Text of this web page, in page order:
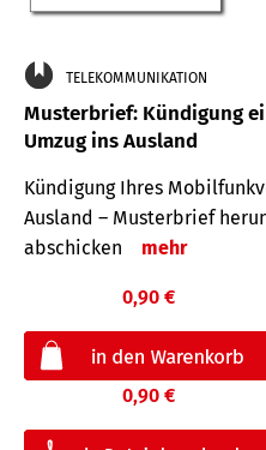
TELEKOMMUNIKATION
Musterbrief: Kündigung
Umzug ins Ausland
Kündigung Ihres
Ausland – Musterbrief
abschicken
mehr
0,90 €
0,90 €